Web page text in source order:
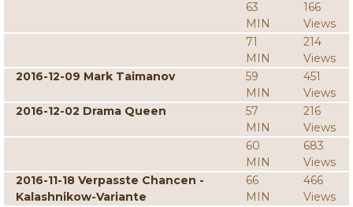
63
MIN
166
Views
71
MIN
214
Views
2016-12-09 Mark Taimanov
59
MIN
451
Views
2016-12-02 Drama Queen
57
MIN
216
Views
60
MIN
683
Views
2016-11-18 Verpasste Chancen -
Kalashnikow-Variante
66
MIN
466
Views